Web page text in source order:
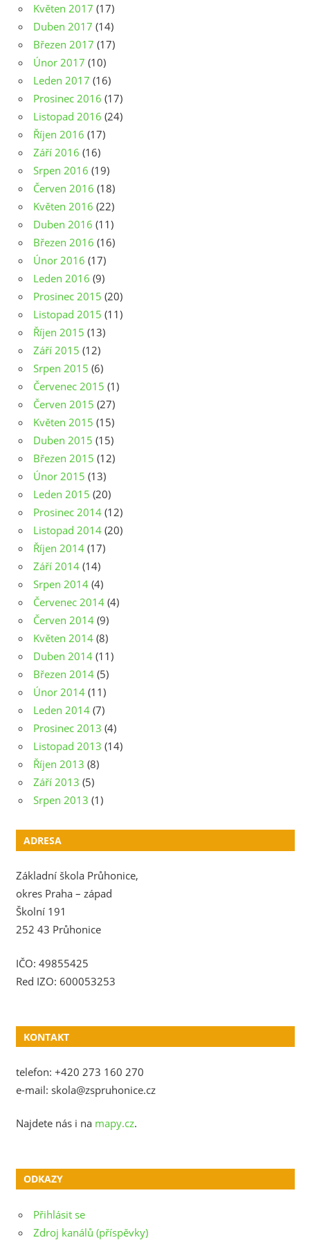
Květen 2017 (17)
Duben 2017 (14)
Březen 2017 (17)
Únor 2017 (10)
Leden 2017 (16)
Prosinec 2016 (17)
Listopad 2016 (24)
Říjen 2016 (17)
Září 2016 (16)
Srpen 2016 (19)
Červen 2016 (18)
Květen 2016 (22)
Duben 2016 (11)
Březen 2016 (16)
Únor 2016 (17)
Leden 2016 (9)
Prosinec 2015 (20)
Listopad 2015 (11)
Říjen 2015 (13)
Září 2015 (12)
Srpen 2015 (6)
Červenec 2015 (1)
Červen 2015 (27)
Květen 2015 (15)
Duben 2015 (15)
Březen 2015 (12)
Únor 2015 (13)
Leden 2015 (20)
Prosinec 2014 (12)
Listopad 2014 (20)
Říjen 2014 (17)
Září 2014 (14)
Srpen 2014 (4)
Červenec 2014 (4)
Červen 2014 (9)
Květen 2014 (8)
Duben 2014 (11)
Březen 2014 (5)
Únor 2014 (11)
Leden 2014 (7)
Prosinec 2013 (4)
Listopad 2013 (14)
Říjen 2013 (8)
Září 2013 (5)
Srpen 2013 (1)
ADRESA
Základní škola Průhonice,
okres Praha – západ
Školní 191
252 43 Průhonice
IČO: 49855425
Red IZO: 600053253
KONTAKT
telefon: +420 273 160 270
e-mail: skola@zspruhonice.cz
Najdete nás i na mapy.cz.
ODKAZY
Přihlásit se
Zdroj kanálů (příspěvky)